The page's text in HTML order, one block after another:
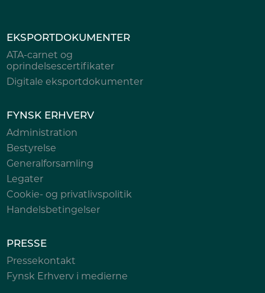
EKSPORTDOKUMENTER
ATA-carnet og
oprindelsescertifikater
Digitale eksportdokumenter
FYNSK ERHVERV
Administration
Bestyrelse
Generalforsamling
Legater
Cookie- og privatlivspolitik
Handelsbetingelser
PRESSE
Pressekontakt
Fynsk Erhverv i medierne